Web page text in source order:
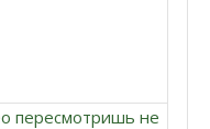
пересмотришь не